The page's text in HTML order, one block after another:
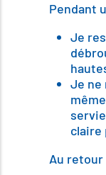
Pendant
Je
Je ne
claire
Au